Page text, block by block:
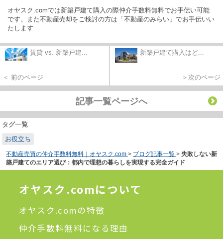
オヤスク.comでは新築戸建て購入の際仲介手数料無料でお手伝い可能
です。また不動産売却をご検討の方は「不動産のみらい」でお手伝いい
たします
賃貸 vs. 新築戸建...
＜ 前のページ
新築戸建て購入はど...
＞次のページ
記事一覧ページへ
タグ一覧
お役立ち
不動産売買の仲介手数料無料｜オヤスク.com > ブログ記事一覧 > 失敗しない新
築戸建てのエリア選び：都内で理想の暮らしを実現する完全ガイド
オヤスク.comについて
オヤスク.comの特徴
仲介手数料無料になる理由